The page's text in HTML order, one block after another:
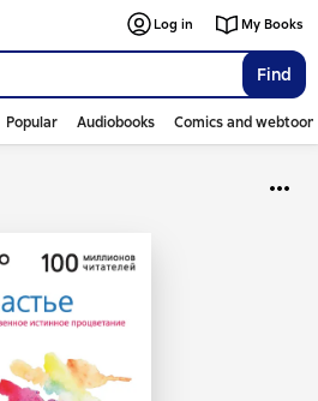
Find
Log in My Books
Popular Audiobooks Comics and